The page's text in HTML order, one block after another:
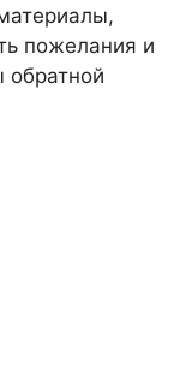
пожелания и
обратной